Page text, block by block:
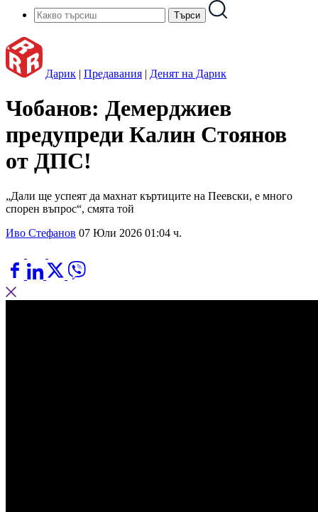
Дарик | Предавания | Денят на Дарик
Чобанов: Демерджиев
предупреди Калин Стоянов
от ДПС!
„Дали ще успеят да махнат къртиците на Пеевски, е много
спорен въпрос“, смята той
Иво Стефанов 07 Юли 2026 01:04 ч.